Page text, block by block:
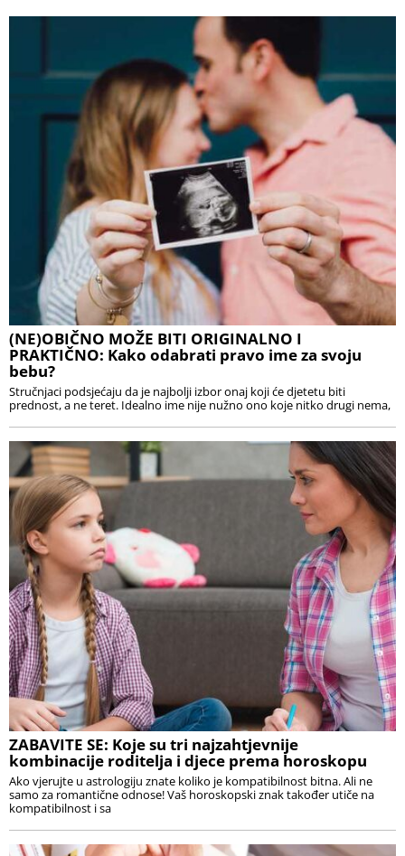
(NE)OBIČNO MOŽE BITI ORIGINALNO I
PRAKTIČNO: Kako odabrati pravo ime za svoju
bebu?
Stručnjaci podsjećaju da je najbolji izbor onaj koji će djetetu biti
prednost, a ne teret. Idealno ime nije nužno ono koje nitko drugi nema,
ZABAVITE SE: Koje su tri najzahtjevnije
kombinacije roditelja i djece prema horoskopu
Ako vjerujte u astrologiju znate koliko je kompatibilnost bitna. Ali ne
samo za romantične odnose! Vaš horoskopski znak također utiče na
kompatibilnost i sa